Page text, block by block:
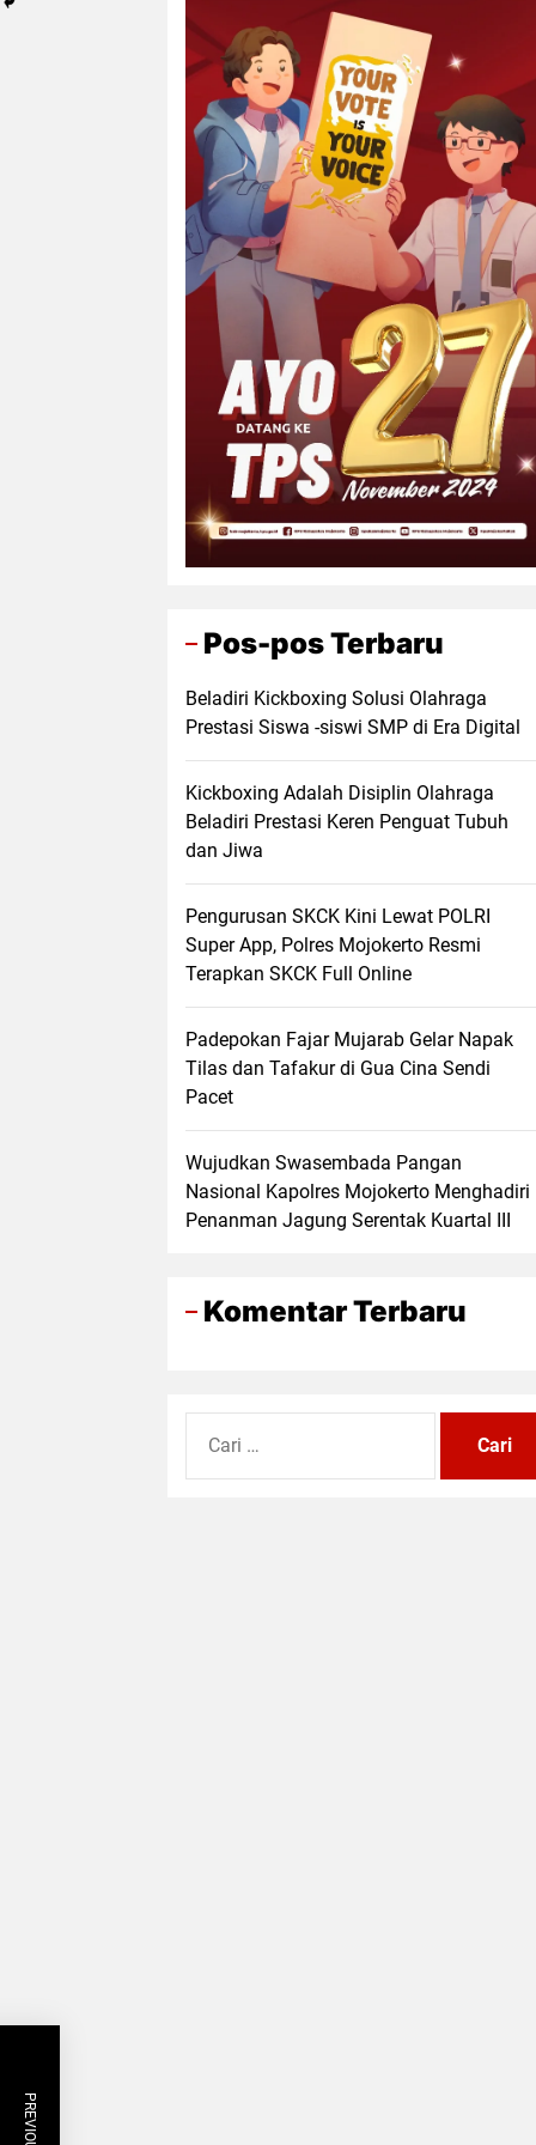
Pos-pos Terbaru
Beladiri Kickboxing Solusi Olahraga
Prestasi Siswa -siswi SMP di Era Digital
Kickboxing Adalah Disiplin Olahraga
Beladiri Prestasi Keren Penguat Tubuh
dan Jiwa
Pengurusan SKCK Kini Lewat POLRI
Super App, Polres Mojokerto Resmi
Terapkan SKCK Full Online
Padepokan Fajar Mujarab Gelar Napak
Tilas dan Tafakur di Gua Cina Sendi
Pacet
Wujudkan Swasembada Pangan
Nasional Kapolres Mojokerto Menghadiri
Penanman Jagung Serentak Kuartal III
Komentar Terbaru
untuk: